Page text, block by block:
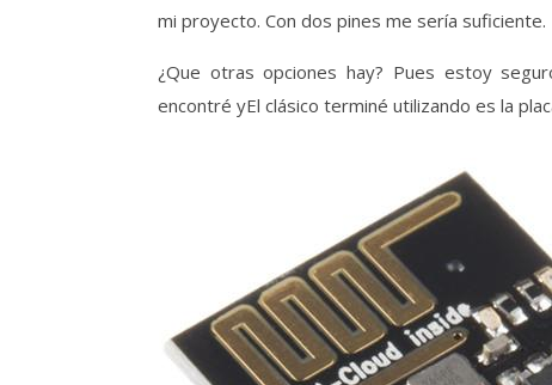
mi proyecto. Con dos pines me sería suficiente.
¿Que otras opciones hay? Pues estoy
encontré yEl clásico terminé utilizando es la